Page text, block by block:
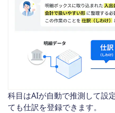
科目はAIが自動で推測して設
ても仕訳を登録できます。